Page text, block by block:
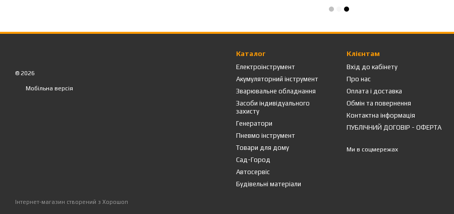
© 2026
Мобільна версія
Інтернет-магазин створений з Хорошоп
Каталог
Електроінструмент
Акумуляторний інструмент
Зварювальне обладнання
Засоби індивідуального
захисту
Генератори
Пневмо інструмент
Товари для дому
Сад-Город
Автосервіс
Будівельні матеріали
Клієнтам
Вхід до кабінету
Про нас
Оплата і доставка
Обмін та повернення
Контактна інформація
ПУБЛІЧНИЙ ДОГОВІР - ОФЕРТА
Ми в соцмережах